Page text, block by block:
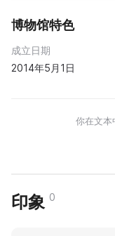
博物馆特色
成立日期
2014年5月1日
你在文本
印象 0